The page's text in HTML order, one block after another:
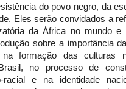
do povo negro, da
Eles serão convidados a
da África no mundo e
sobre a importância
na formação das culturas
no processo de
racial e na identidade